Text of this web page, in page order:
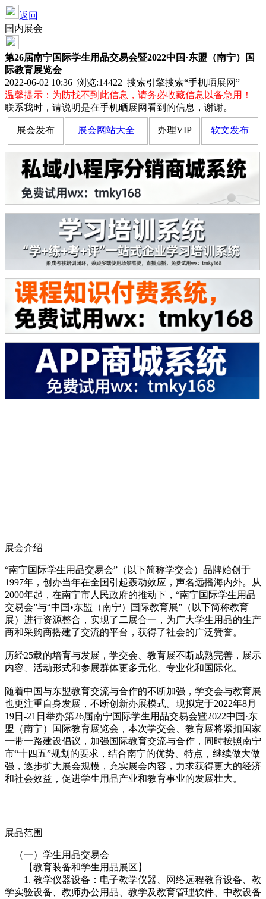
返回
国内展会
第26届南宁国际学生用品交易会暨2022中国·东盟（南宁）国
际教育展览会
2022-06-02 10:36 浏览:14422 搜索引擎搜索“手机晒展网”
温馨提示：为防找不到此信息，请务必收藏信息以备急用！
联系我时，请说明是在手机晒展网看到的信息，谢谢。
展会发布 展会网站大全 办理VIP 软文发布
展会介绍
“南宁国际学生用品交易会”（以下简称学交会）品牌始创于
1997年，创办当年在全国引起轰动效应，声名远播海内外。从
2000年起，在南宁市人民政府的推动下，“南宁国际学生用品
交易会”与“中国•东盟（南宁）国际教育展”（以下简称教育
展）进行资源整合，实现了二展合一，为广大学生用品的生产
商和采购商搭建了交流的平台，获得了社会的广泛赞誉。
历经25载的培育与发展，学交会、教育展不断成熟完善，展示
内容、活动形式和参展群体更多元化、专业化和国际化。
随着中国与东盟教育交流与合作的不断加强，学交会与教育展
也更注重自身发展，不断创新办展模式。现拟定于2022年8月
19日-21日举办第26届南宁国际学生用品交易会暨2022中国·东
盟（南宁）国际教育展览会，本次学交会、教育展将紧扣国家
一带一路建设倡议，加强国际教育交流与合作，同时按照南宁
市“十四五”规划的要求，结合南宁的优势、特点，继续做大做
强，逐步扩大展会规模，充实展会内容，力求获得更大的经济
和社会效益，促进学生用品产业和教育事业的发展壮大。
展品范围
（一）学生用品交易会
【教育装备和学生用品展区】
1. 教学仪器设备：电子教学仪器、网络远程教育设备、教
学实验设备、教师办公用品、教学及教育管理软件、中教设备